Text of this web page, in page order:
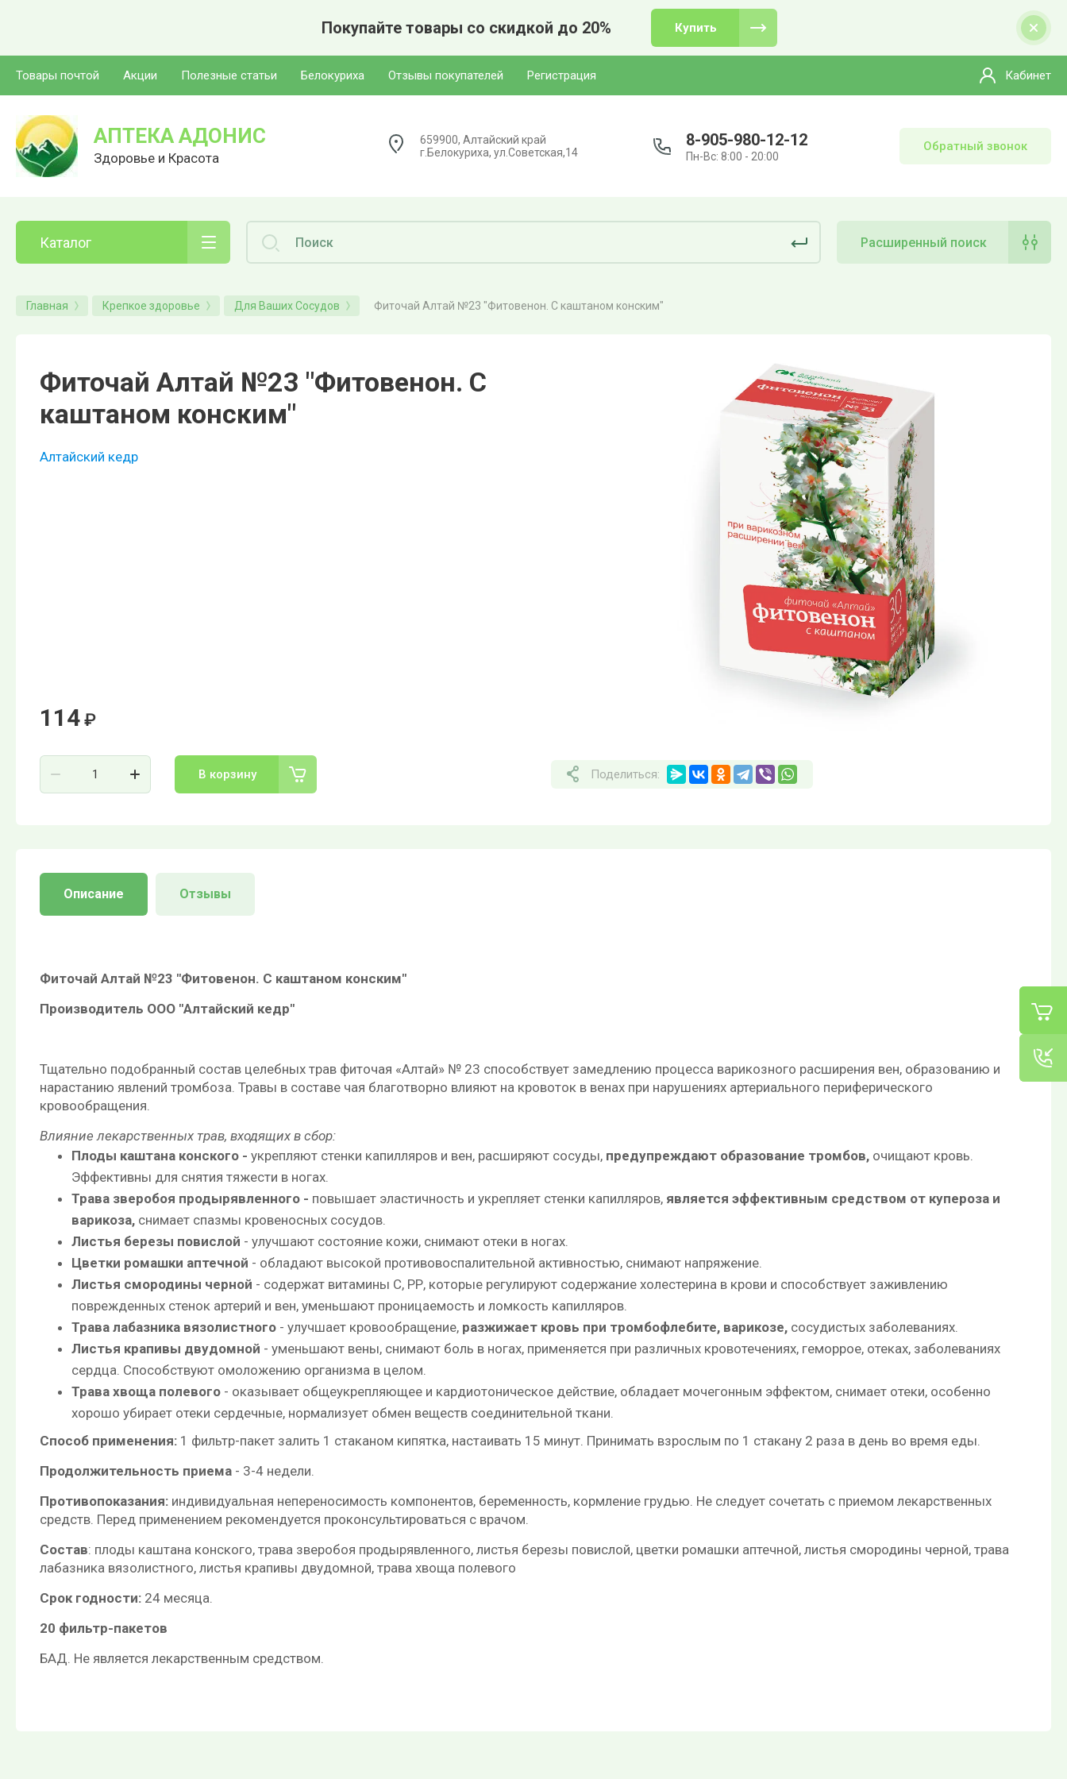
Покупайте товары со скидкой до 20% Купить
Товары почтой Акции Полезные статьи Белокуриха Отзывы покупателей Регистрация Кабинет
АПТЕКА АДОНИС
Здоровье и Красота
659900, Алтайский край
г.Белокуриха, ул.Советская,14
8-905-980-12-12
Пн-Вс: 8:00 - 20:00
Обратный звонок
Каталог Расширенный поиск
Главная Крепкое здоровье Для Ваших Сосудов Фиточай Алтай №23 "Фитовенон. С каштаном конским"
Фиточай Алтай №23 "Фитовенон. С
каштаном конским"
Алтайский кедр
114 ₽
В корзину Поделиться:
Описание Отзывы
Фиточай Алтай №23 "Фитовенон. С каштаном конским"
Производитель ООО "Алтайский кедр"
Тщательно подобранный состав целебных трав фиточая «Алтай» № 23 способствует замедлению процесса варикозного расширения вен, образованию и
нарастанию явлений тромбоза. Травы в составе чая благотворно влияют на кровоток в венах при нарушениях артериального периферического
кровообращения.
Влияние лекарственных трав, входящих в сбор:
Плоды каштана конского - укрепляют стенки капилляров и вен, расширяют сосуды, предупреждают образование тромбов, очищают кровь.
Эффективны для снятия тяжести в ногах.
Трава зверобоя продырявленного - повышает эластичность и укрепляет стенки капилляров, является эффективным средством от купероза и
варикоза, снимает спазмы кровеносных сосудов.
Листья березы повислой - улучшают состояние кожи, снимают отеки в ногах.
Цветки ромашки аптечной - обладают высокой противовоспалительной активностью, снимают напряжение.
Листья смородины черной - содержат витамины С, РР, которые регулируют содержание холестерина в крови и способствует заживлению
поврежденных стенок артерий и вен, уменьшают проницаемость и ломкость капилляров.
Трава лабазника вязолистного - улучшает кровообращение, разжижает кровь при тромбофлебите, варикозе, сосудистых заболеваниях.
Листья крапивы двудомной - уменьшают вены, снимают боль в ногах, применяется при различных кровотечениях, геморрое, отеках, заболеваниях
сердца. Способствуют омоложению организма в целом.
Трава хвоща полевого - оказывает общеукрепляющее и кардиотоническое действие, обладает мочегонным эффектом, снимает отеки, особенно
хорошо убирает отеки сердечные, нормализует обмен веществ соединительной ткани.
Способ применения: 1 фильтр-пакет залить 1 стаканом кипятка, настаивать 15 минут. Принимать взрослым по 1 стакану 2 раза в день во время еды.
Продолжительность приема - 3-4 недели.
Противопоказания: индивидуальная непереносимость компонентов, беременность, кормление грудью. Не следует сочетать с приемом лекарственных
средств. Перед применением рекомендуется проконсультироваться с врачом.
Состав: плоды каштана конского, трава зверобоя продырявленного, листья березы повислой, цветки ромашки аптечной, листья смородины черной, трава
лабазника вязолистного, листья крапивы двудомной, трава хвоща полевого
Срок годности: 24 месяца.
20 фильтр-пакетов
БАД. Не является лекарственным средством.